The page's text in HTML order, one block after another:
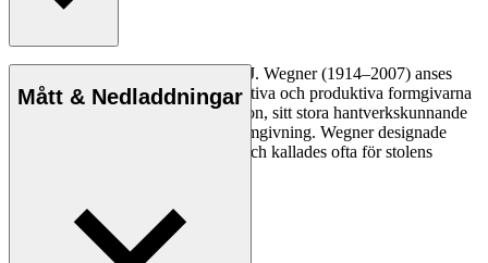
Den danske möbeldesignern Hans J. Wegner (1914–2007) anses
vara en av de mest kreativa, innovativa och produktiva formgivarna
genom tiderna, känd för sin precision, sitt stora hantverkskunnande
och sin kompromisslösa syn på formgivning. Wegner designade
nästan 500 stolar under sin livstid och kallades ofta för stolens
Läs mer om Hans J. Wegner
Mått & Nedladdningar